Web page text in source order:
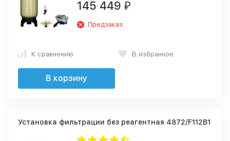
145 449 ₽
Предзаказ
К сравнению В избранное
В корзину
Установка фильтрации без реагентная 4872/F112В1